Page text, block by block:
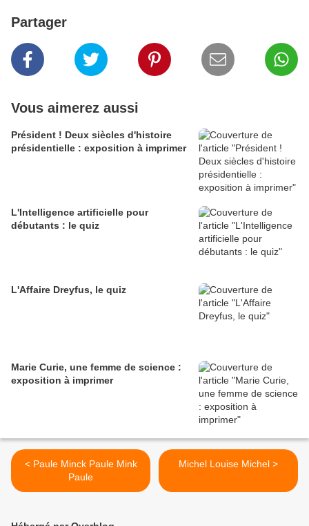
Partager
Vous aimerez aussi
Président ! Deux siècles d'histoire
présidentielle : exposition à imprimer
L'Intelligence artificielle pour
débutants : le quiz
L'Affaire Dreyfus, le quiz
Marie Curie, une femme de science :
exposition à imprimer
< Paule Minck Paule Mink
Paule
Michel Louise Michel >